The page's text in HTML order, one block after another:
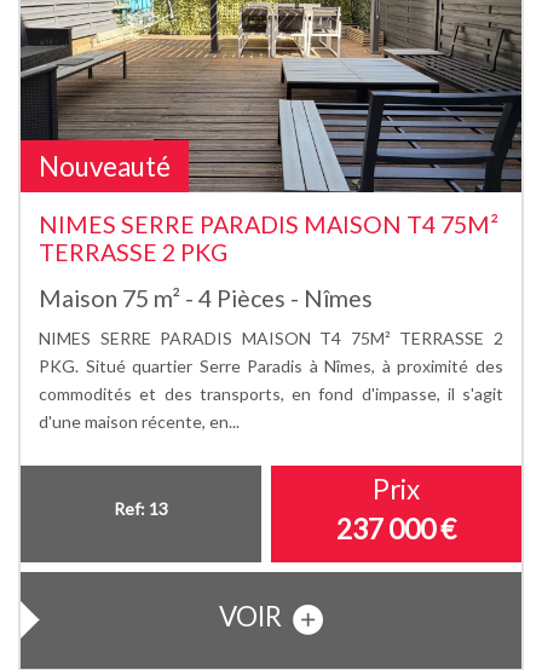
Nouveauté
NIMES SERRE PARADIS MAISON T4 75M²
TERRASSE 2 PKG
Maison 75 m² - 4 Pièces - Nîmes
NIMES SERRE PARADIS MAISON T4 75M² TERRASSE 2
PKG. Situé quartier Serre Paradis à Nîmes, à proximité des
commodités et des transports, en fond d'impasse, il s'agit
d'une maison récente, en...
Ref: 13
Prix
237 000€
VOIR